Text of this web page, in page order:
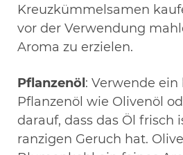
Kreuzkümmelsamen
vor der Verwendung
Aroma zu erzielen.
Pflanzenöl : Verwende
Pflanzenöl wie Olivenöl
darauf, dass das Öl frisch
ranzigen Geruch hat.